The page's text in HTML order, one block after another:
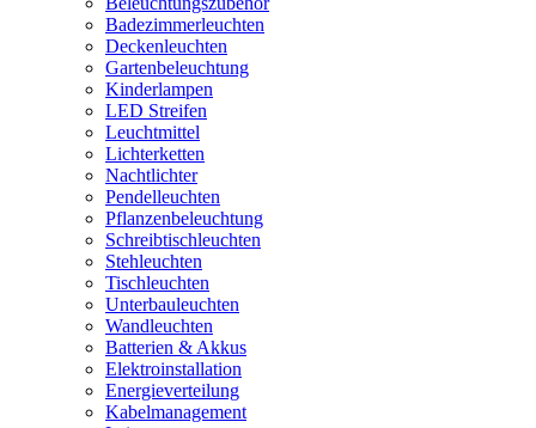
Badezimmerleuchten
Deckenleuchten
Gartenbeleuchtung
Kinderlampen
LED Streifen
Leuchtmittel
Lichterketten
Nachtlichter
Pendelleuchten
Pflanzenbeleuchtung
Schreibtischleuchten
Stehleuchten
Tischleuchten
Unterbauleuchten
Wandleuchten
Batterien & Akkus
Elektroinstallation
Energieverteilung
Kabelmanagement